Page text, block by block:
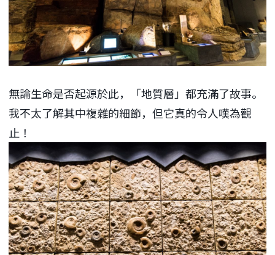
無論生命是否起源於此，「地質層」都充滿了故事。
我不太了解其中複雜的細節，但它真的令人嘆為觀
止！